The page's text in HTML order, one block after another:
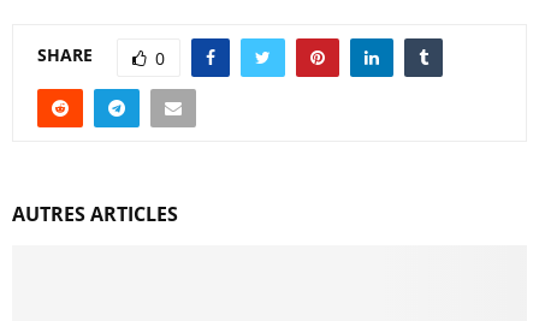
SHARE 0
AUTRES ARTICLES